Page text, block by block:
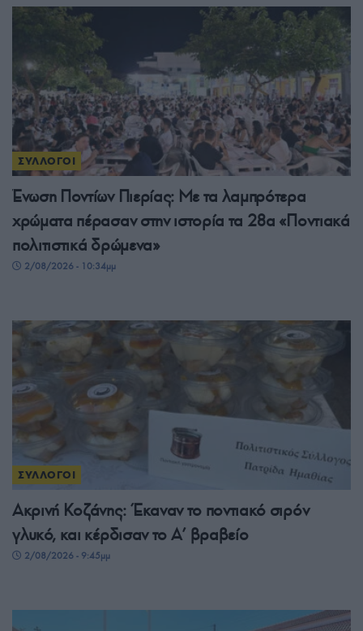
ΣΥΛΛΟΓΟΙ
Ένωση Ποντίων Πιερίας: Με τα λαμπρότερα
χρώματα πέρασαν στην ιστορία τα 28α «Ποντιακά
πολιτιστικά δρώμενα»
2/08/2026 - 10:34μμ
ΣΥΛΛΟΓΟΙ
Ακρινή Κοζάνης: Έκαναν το ποντιακό σιρόν
γλυκό, και κέρδισαν το A’ βραβείο
2/08/2026 - 9:45μμ